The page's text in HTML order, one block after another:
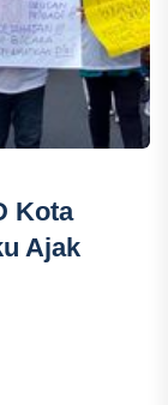
Kota
Ajak